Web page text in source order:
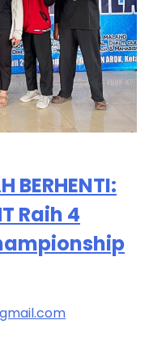
BERHENTI:
Raih 4